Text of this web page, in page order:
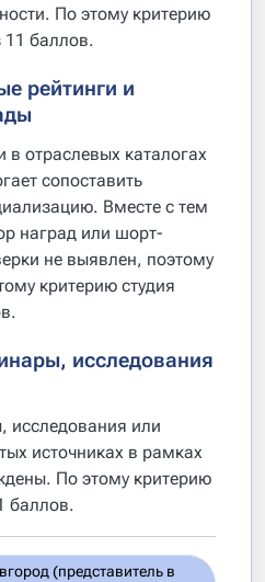
По этому критерию
11 баллов.
рейтинги и
в отраслевых каталогах
сопоставить
Вместе с тем
наград или шорт-
не выявлен, поэтому
критерию студия
исследования
исследования или
источниках в рамках
По этому критерию
баллов.
(представитель в